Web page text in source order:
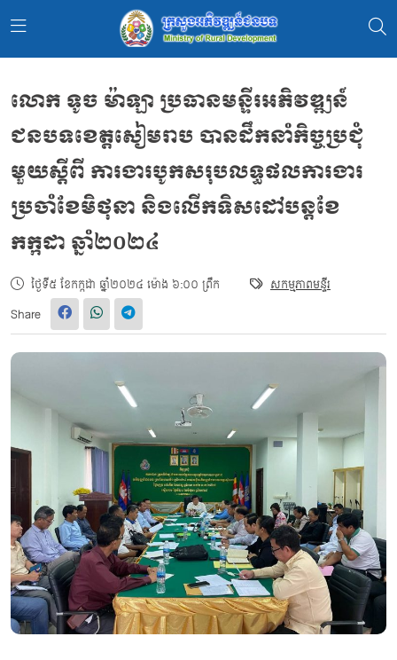
លោក ទូច ម៉ាឡា ប្រធានមន្ទីរអភិវឌ្ឍន៍
ជនបទខេត្តសៀមរាប បានដឹកនាំកិច្ចប្រជុំ
មួយស្តីពី ការងារបូកសរុបលទ្ធផលការងារ
ប្រចាំខែមិថុនា និងលើកទិសដៅបន្តខែ
កក្កដា ឆ្នាំ២០២៤
ថ្ងៃទី៥ ខែកក្កដា ឆ្នាំ២០២៤ ម៉ោង ៦:០០ ព្រឹក សកម្មភាពមន្ទីរ
Share